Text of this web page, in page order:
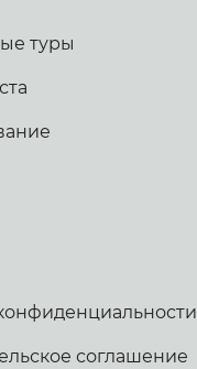
туры
соглашение